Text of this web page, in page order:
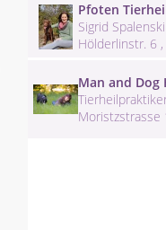
Pfoten
Sigrid Spalenski
Hölderlinstr. 6
Man and Dog
Moristzstrasse